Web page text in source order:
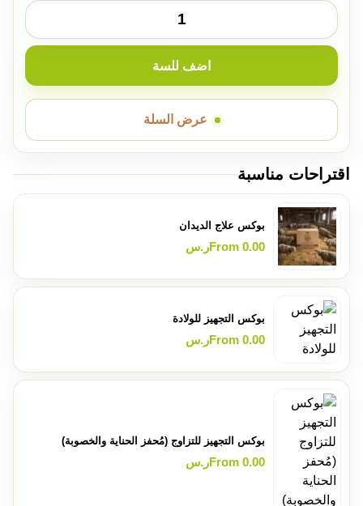
اضف للسة
عرض السلة
اقتراحات مناسبة
بوكس علاج الديدان
From 0.00 ر.س
بوكس التجهيز للولادة
From 0.00 ر.س
بوكس التجهيز للتزاوج (مُحفز الحناية والخصوبة)
From 0.00 ر.س